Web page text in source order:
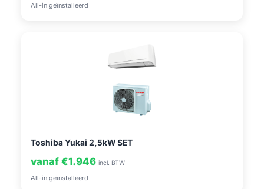
All-in geïnstalleerd
Toshiba Yukai 2,5kW SET
vanaf €1.946 incl. BTW
All-in geïnstalleerd